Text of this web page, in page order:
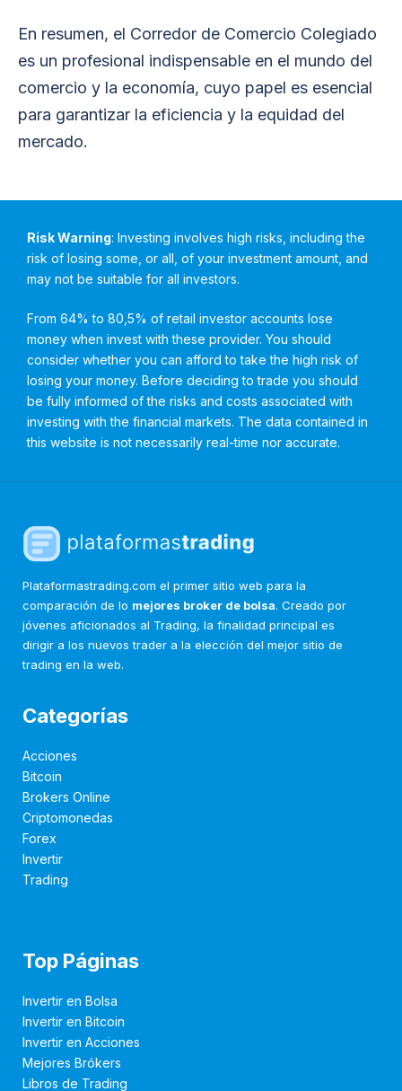
En resumen, el Corredor de Comercio Colegiado
es un profesional indispensable en el mundo del
comercio y la economía, cuyo papel es esencial
para garantizar la eficiencia y la equidad del
mercado.
Risk Warning: Investing involves high risks, including the
risk of losing some, or all, of your investment amount, and
may not be suitable for all investors.
From 64% to 80,5% of retail investor accounts lose
money when invest with these provider. You should
consider whether you can afford to take the high risk of
losing your money. Before deciding to trade you should
be fully informed of the risks and costs associated with
investing with the financial markets. The data contained in
this website is not necessarily real-time nor accurate.
Plataformastrading.com el primer sitio web para la
comparación de lo mejores broker de bolsa. Creado por
jóvenes aficionados al Trading, la finalidad principal es
dirigir a los nuevos trader a la elección del mejor sitio de
trading en la web.
Categorías
Acciones
Bitcoin
Brokers Online
Criptomonedas
Forex
Invertir
Trading
Top Páginas
Invertir en Bolsa
Invertir en Bitcoin
Invertir en Acciones
Mejores Brókers
Libros de Trading